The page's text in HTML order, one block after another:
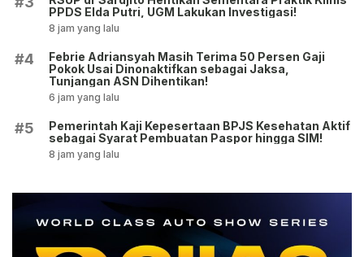
PPDS Elda Putri, UGM Lakukan Investigasi!
8 jam yang lalu
#4
Febrie Adriansyah Masih Terima 50 Persen Gaji
Pokok Usai Dinonaktifkan sebagai Jaksa,
Tunjangan ASN Dihentikan!
6 jam yang lalu
#5
Pemerintah Kaji Kepesertaan BPJS Kesehatan Aktif
sebagai Syarat Pembuatan Paspor hingga SIM!
8 jam yang lalu